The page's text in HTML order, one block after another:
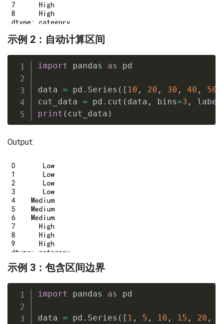
示例 2：自动计算区间
import pandas as pd
data = pd . Series ( [ 10 , 20 , 30 , 40 , 50
cut_data = pd . cut ( data , bins=3 ,
print ( cut_data )
Output:
示例 3：包含区间边界
import pandas as pd
data = pd . Series ( [ 1 , 5 , 10 , 15 , 20 ,